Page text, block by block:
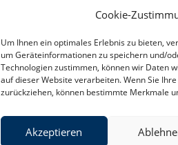
Cookie-
Um Ihnen ein optimales Erlebnis zu bieten,
um Geräteinformationen zu speichern und/
Technologien zustimmen, können wir Daten
auf dieser Website verarbeiten. Wenn Sie
zurückziehen, können bestimmte Merkmale
Akzeptieren